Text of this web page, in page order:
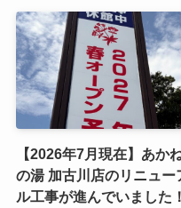
【2026年7月現在】あか
の湯 加古川店のリニュー
ル工事が進んでいました！